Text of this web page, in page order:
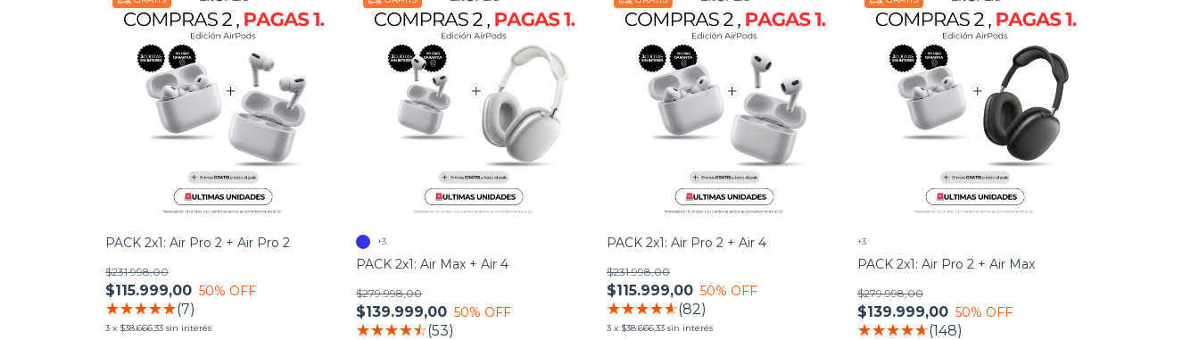
PACK 2x1: Air Pro 2 + Air Pro 2
$115.999,00
$231.998,00
50% OFF
(7)
3 x $38.666,33 sin interés
PACK 2x1: Air Max + Air 4
$139.999,00
$279.998,00
50% OFF
(53)
+3 PACK 2x1: Air Pro 2 + Air 4
$115.999,00
$231.998,00
50% OFF
(82)
3 x $38.666,33 sin interés
PACK 2x1: Air Pro 2 + Air Max
$139.999,00
$279.998,00
50% OFF
(148)
+3